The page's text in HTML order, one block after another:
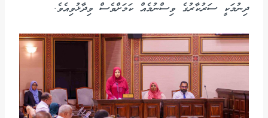
ދިނުމަކީ ސަރުކާރުގެ ވިސްނުމެއް ކަމަށްވެސް ވިދާޅުވިއެވެ.